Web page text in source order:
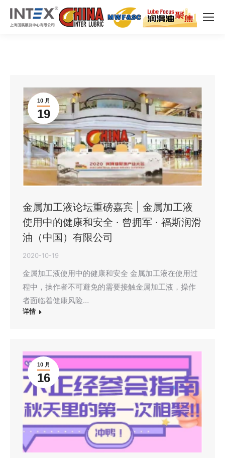
10 月
19
金属加工液论坛重磅嘉宾 | 金属加工液
使用中的健康和安全 · 曾拥军 · 福斯润滑
油（中国）有限公司
2020-10-19
金属加工液使用中的健康和安全 金属加工液在使用过
程中，操作者不可避免的需要接触金属加工液，操作
者面临着健康风险…
详情
10 月
16